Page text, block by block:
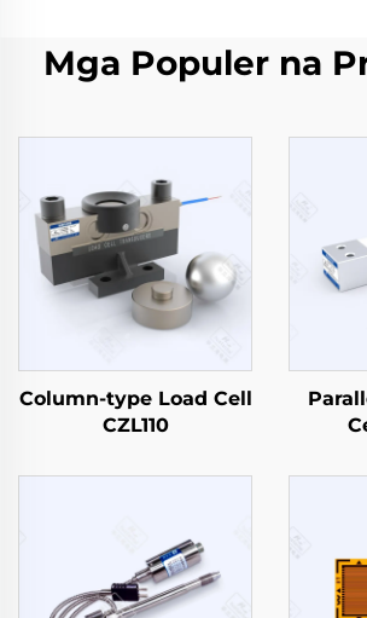
Mga Populer na
Column-type Load Cell
CZL110